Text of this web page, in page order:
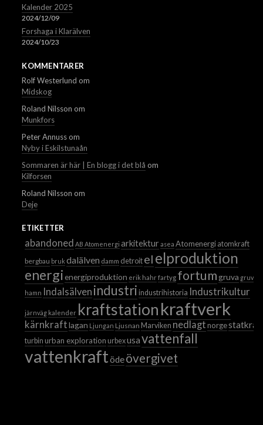
Kalender 2025
2024/12/09
Forshaga i Klarälven
2024/10/23
KOMMENTARER
Rolf Westerlund om
Midskog
Roland Nilsson om
Munkfors
Peter Annussom
Nyby i Eskilstunaån
Sommaren är här | En blogg i det blå om
Kilforsen
Roland Nilsson om
Deje
ETIKETTER
abandoned AB Atomenergi arkitekturasea Atomenergi atomkraft
bergbau bruk dalälven damm detroitel elproduktion
energienergiproduktion erik hahrfartyg fortum gruva gruvor
hamn Indalsälven industri industrihistoria Industrikultur
järnväg kalender kraftstationkraftverk
kärnkraftlagan Ljungan Ljusnan Marviken nedlagt norge
turbin urban exploration urbexusavattenfall
vattenkraftödeövergivet